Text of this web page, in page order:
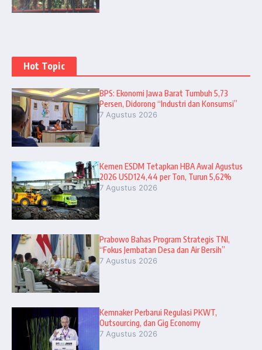
Hot Topic
BPS: Ekonomi Jawa Barat Tumbuh 5,73
Persen, Didorong “Industri dan Konsumsi”
7 Agustus 2026
Kemen ESDM Tetapkan HBA Awal Agustus
2026 USD124,44 per Ton, Turun 5,62%
7 Agustus 2026
Prabowo Bahas Program Strategis TNI,
“Fokus Jembatan Desa dan Air Bersih”
7 Agustus 2026
Kemnaker Perbarui Regulasi PKWT,
Outsourcing, dan Gig Economy
7 Agustus 2026